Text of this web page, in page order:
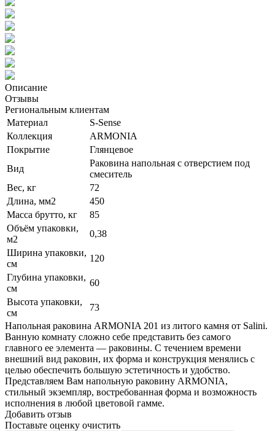
Описание
Отзывы
Региональным клиентам
Материал
S-Sense
Коллекция
ARMONIA
Покрытие
Глянцевое
Вид
Раковина напольная с отверстием под
смеситель
Вес, кг
72
Длина, мм2
450
Масса брутто, кг
85
Объём упаковки,
м2
0,38
Ширина упаковки,
см
120
Глубина упаковки,
см
60
Высота упаковки,
см
73
Напольная раковина ARMONIA 201 из литого камня от Salini.
Ванную комнату сложно себе представить без самого
главного ее элемента — раковины. С течением времени
внешний вид раковин, их форма и конструкция менялись с
целью обеспечить большую эстетичность и удобство.
Представляем Вам напольную раковину ARMONIA,
стильный экземпляр, востребованная форма и возможность
исполнения в любой цветовой гамме.
Добавить отзыв
Поставьте оценку очистить